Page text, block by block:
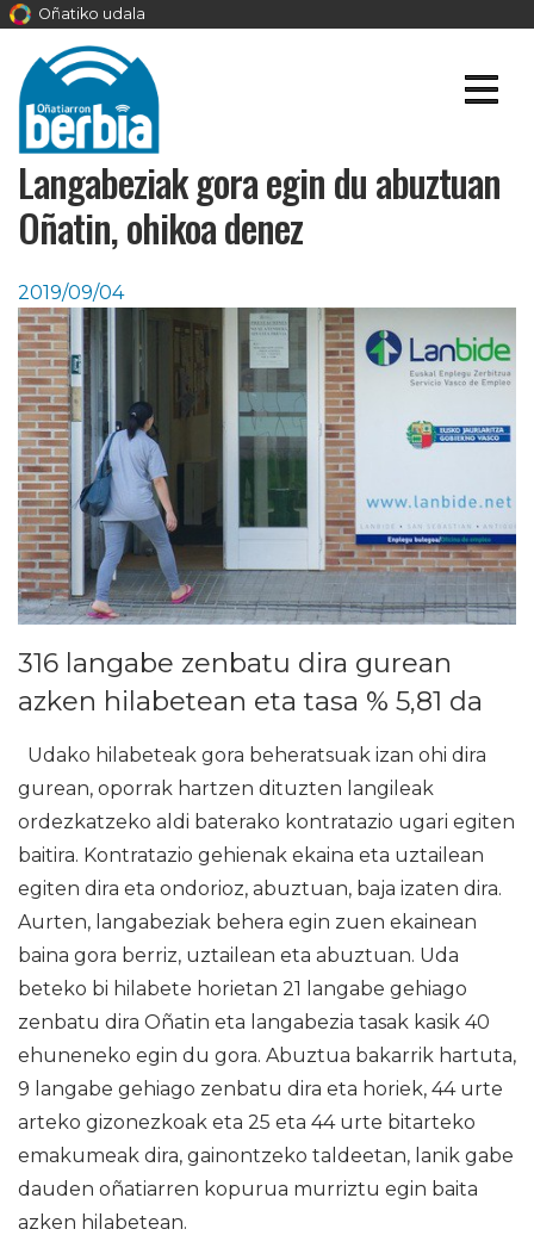
Oñatiko udala
Langabeziak gora egin du abuztuan
Oñatin, ohikoa denez
2019/09/04
316 langabe zenbatu dira gurean
azken hilabetean eta tasa % 5,81 da
Udako hilabeteak gora beheratsuak izan ohi dira
gurean, oporrak hartzen dituzten langileak
ordezkatzeko aldi baterako kontratazio ugari egiten
baitira. Kontratazio gehienak ekaina eta uztailean
egiten dira eta ondorioz, abuztuan, baja izaten dira.
Aurten, langabeziak behera egin zuen ekainean
baina gora berriz, uztailean eta abuztuan. Uda
beteko bi hilabete horietan 21 langabe gehiago
zenbatu dira Oñatin eta langabezia tasak kasik 40
ehuneneko egin du gora. Abuztua bakarrik hartuta,
9 langabe gehiago zenbatu dira eta horiek, 44 urte
arteko gizonezkoak eta 25 eta 44 urte bitarteko
emakumeak dira, gainontzeko taldeetan, lanik gabe
dauden oñatiarren kopurua murriztu egin baita
azken hilabetean.